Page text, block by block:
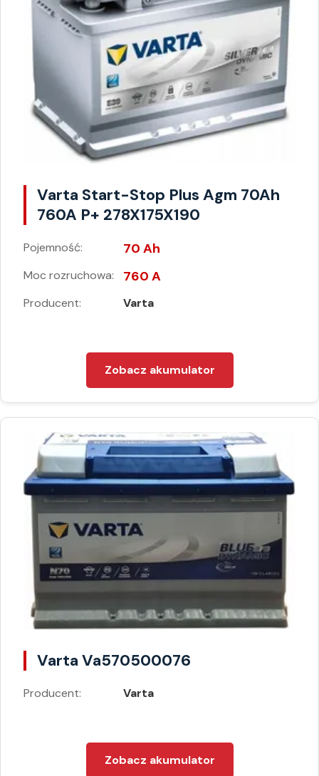
Varta Start-Stop Plus Agm 70Ah
760A P+ 278X175X190
Pojemność: 70 Ah
Moc rozruchowa: 760 A
Producent: Varta
Zobacz akumulator
Varta Va570500076
Producent: Varta
Zobacz akumulator